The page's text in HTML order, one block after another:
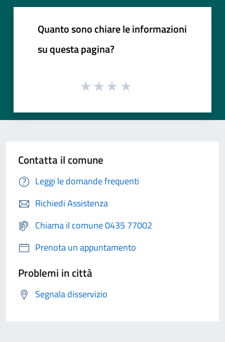
Quanto sono chiare le informazioni
su questa pagina?
Contatta il comune
Leggi le domande frequenti
Richiedi Assistenza
Chiama il comune 0435 77002
Prenota un appuntamento
Problemi in città
Segnala disservizio